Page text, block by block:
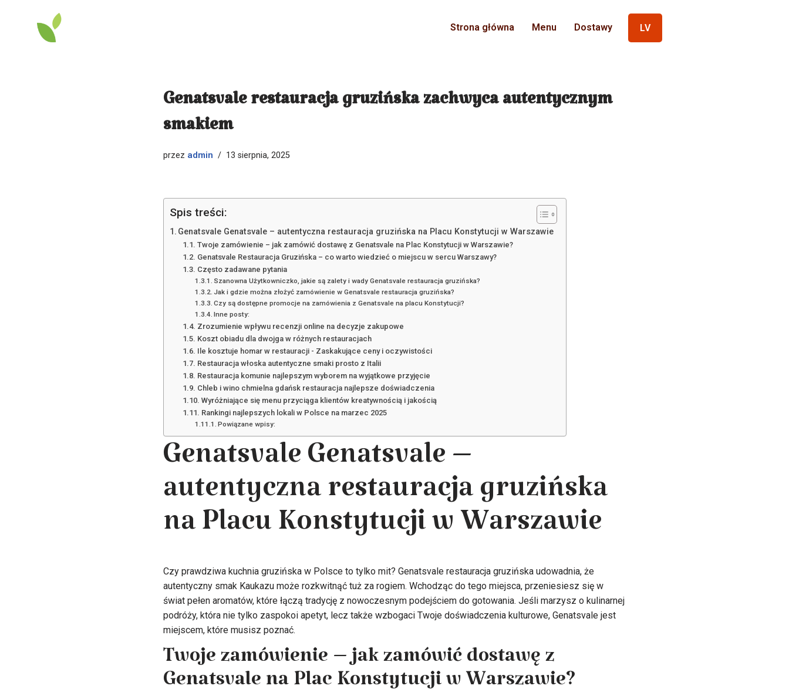
Przejdź
Strona główna Menu Dostawy LV
Genatsvale restauracja gruzińska zachwyca autentycznym
smakiem
przez admin 13 sierpnia, 2025
Spis treści:
Genatsvale Genatsvale – autentyczna restauracja gruzińska na Placu Konstytucji w Warszawie
Twoje zamówienie – jak zamówić dostawę z Genatsvale na Plac Konstytucji w Warszawie?
Genatsvale Restauracja Gruzińska – co warto wiedzieć o miejscu w sercu Warszawy?
Często zadawane pytania
Szanowna Użytkowniczko, jakie są zalety i wady Genatsvale restauracja gruzińska?
Jak i gdzie można złożyć zamówienie w Genatsvale restauracja gruzińska?
Czy są dostępne promocje na zamówienia z Genatsvale na placu Konstytucji?
Inne posty:
Zrozumienie wpływu recenzji online na decyzje zakupowe
Koszt obiadu dla dwojga w różnych restauracjach
Ile kosztuje homar w restauracji - Zaskakujące ceny i oczywistości
Restauracja włoska autentyczne smaki prosto z Italii
Restauracja komunie najlepszym wyborem na wyjątkowe przyjęcie
Chleb i wino chmielna gdańsk restauracja najlepsze doświadczenia
Wyróżniające się menu przyciąga klientów kreatywnością i jakością
Rankingi najlepszych lokali w Polsce na marzec 2025
Powiązane wpisy:
Genatsvale Genatsvale –
autentyczna restauracja gruzińska
na Placu Konstytucji w Warszawie
Czy prawdziwa kuchnia gruzińska w Polsce to tylko mit? Genatsvale restauracja gruzińska udowadnia, że
autentyczny smak Kaukazu może rozkwitnąć tuż za rogiem. Wchodząc do tego miejsca, przeniesiesz się w
świat pełen aromatów, które łączą tradycję z nowoczesnym podejściem do gotowania. Jeśli marzysz o kulinarnej
podróży, która nie tylko zaspokoi apetyt, lecz także wzbogaci Twoje doświadczenia kulturowe, Genatsvale jest
miejscem, które musisz poznać.
Twoje zamówienie – jak zamówić dostawę z
Genatsvale na Plac Konstytucji w Warszawie?